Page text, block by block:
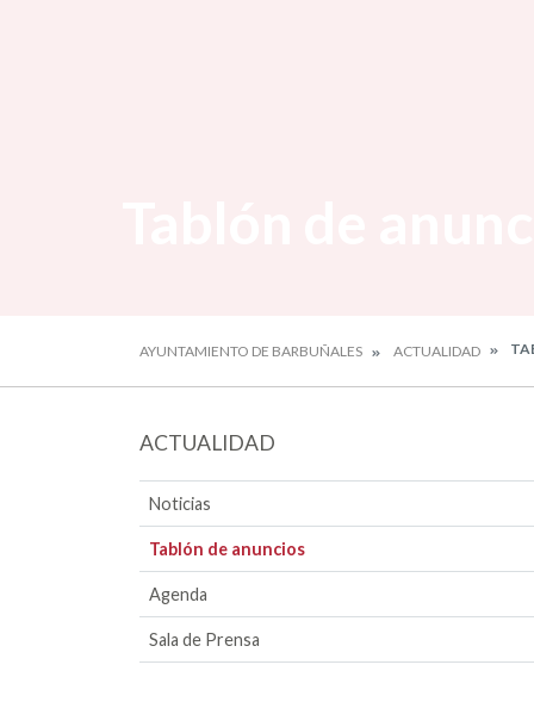
AYUNTAMIENTO DE BARBUÑALES ACTUALIDAD
ACTUALIDAD
Noticias
Tablón de anuncios
Agenda
Sala de Prensa